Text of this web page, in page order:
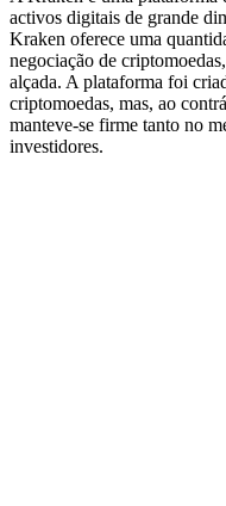
activos digitais de grande
Kraken oferece uma
negociação de
alçada. A plataforma foi
criptomoedas, mas, ao
manteve-se firme tanto no
investidores.